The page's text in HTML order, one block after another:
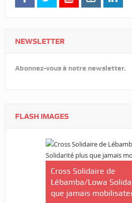
NEWSLETTER
Abonnez-vous à notre newsletter.
FLASH IMAGES
Cross Solidaire de
Lébamba/Lowa
que jamais